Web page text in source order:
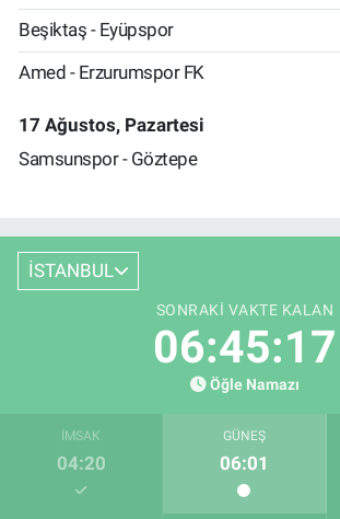
Beşiktaş - Eyüpspor
Amed - Erzurumspor FK
17 Ağustos, Pazartesi
Samsunspor - Göztepe
İSTANBUL
SONRAKI VAKTE KALAN
06:45:16
Öğle Namazı
İMSAK
04:20
GÜNEŞ
06:01